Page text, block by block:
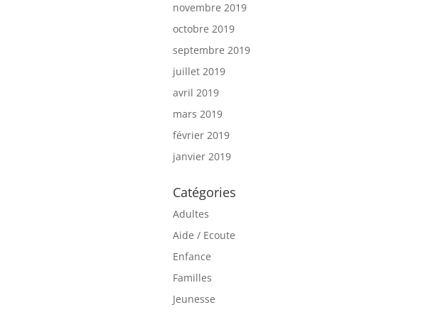
novembre 2019
octobre 2019
septembre 2019
juillet 2019
avril 2019
mars 2019
février 2019
janvier 2019
Catégories
Adultes
Aide / Ecoute
Enfance
Familles
Jeunesse